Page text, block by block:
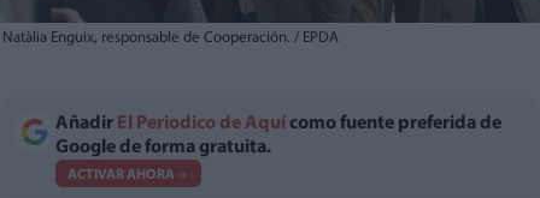
Natàlia Enguix, responsable de Cooperación. / EPDA
Añadir El Periodico de Aquí como fuente preferida de
Google de forma gratuita.
ACTIVAR AHORA